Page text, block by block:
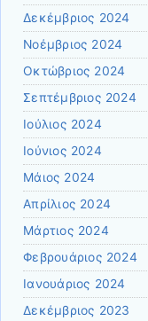
Δεκέμβριος 2024
Νοέμβριος 2024
Οκτώβριος 2024
Σεπτέμβριος 2024
Ιούλιος 2024
Ιούνιος 2024
Μάιος 2024
Απρίλιος 2024
Μάρτιος 2024
Φεβρουάριος 2024
Ιανουάριος 2024
Δεκέμβριος 2023